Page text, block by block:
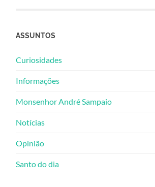
ASSUNTOS
Curiosidades
Informações
Monsenhor André Sampaio
Notícias
Opinião
Santo do dia